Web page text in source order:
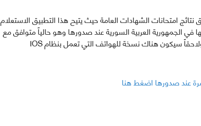
نتائج امتحانات الشهادات العامة حيث يتيح هذا التطبيق الاستعلام
في الجمهورية العربية السورية عند صدورها وهو حالياً متوافق مع